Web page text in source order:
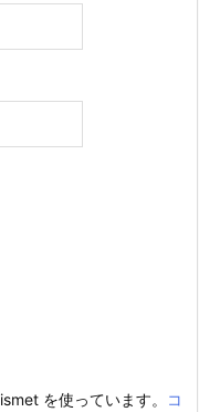
を使っています。
コ